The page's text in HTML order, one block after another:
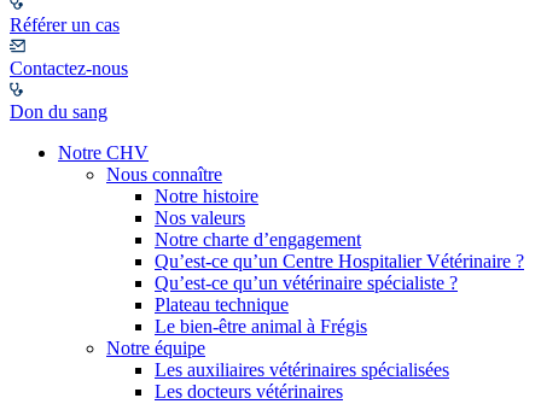
Référer un cas
Contactez-nous
Don du sang
Notre CHV
Nous connaître
Notre histoire
Nos valeurs
Notre charte d’engagement
Qu’est-ce qu’un Centre Hospitalier Vétérinaire ?
Qu’est-ce qu’un vétérinaire spécialiste ?
Plateau technique
Le bien-être animal à Frégis
Notre équipe
Les auxiliaires vétérinaires spécialisées
Les docteurs vétérinaires